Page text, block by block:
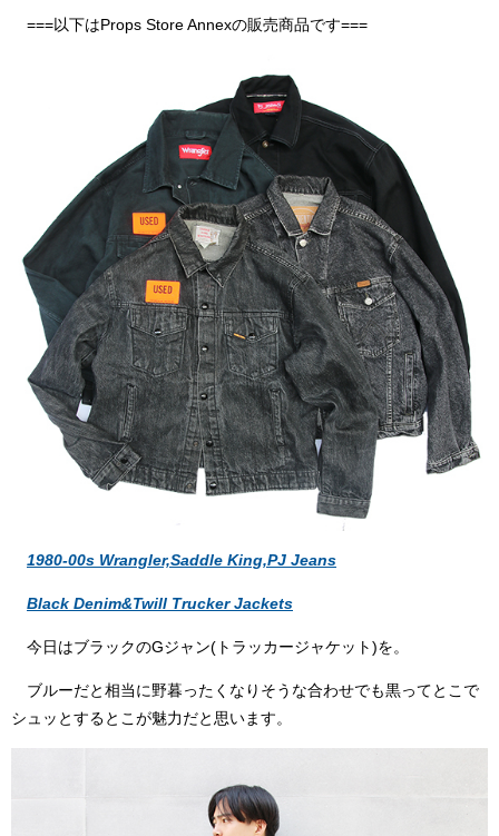
===以下はProps Store Annexの販売商品です===
1980-00s Wrangler,Saddle King,PJ Jeans
Black Denim&Twill Trucker Jackets
今日はブラックのGジャン(トラッカージャケット)を。
ブルーだと相当に野暮ったくなりそうな合わせでも黒ってとこで
シュッとするとこが魅力だと思います。